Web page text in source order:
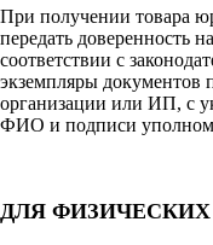
При получении товара
передать доверенность
соответствии с
экземпляры документов
организации или ИП, с
ФИО и подписи
ДЛЯ